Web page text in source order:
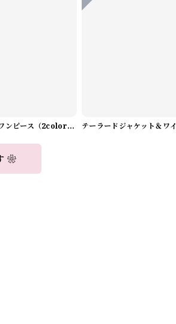
Aラインロングワンピース（2color） A0908
❀